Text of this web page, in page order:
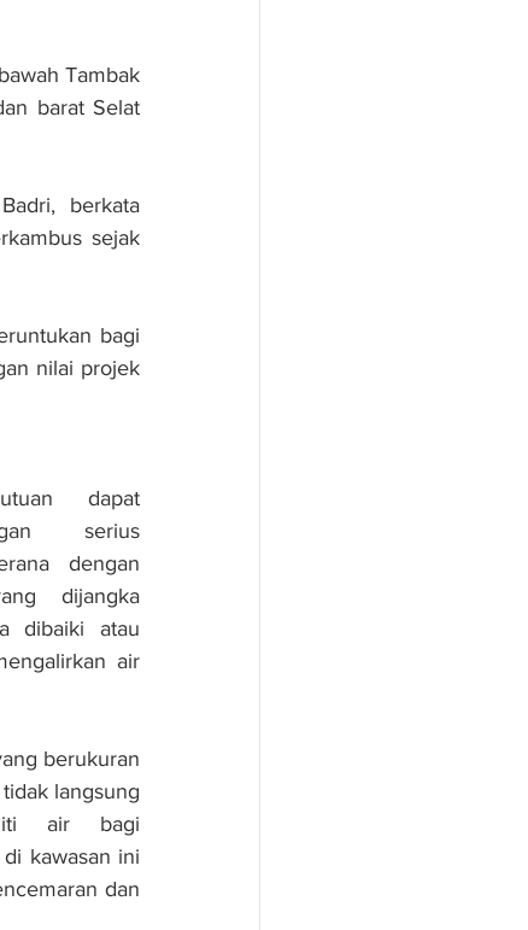
Tambak
barat Selat
berkata
sejak
bagi
nilai projek
dapat
serius
dengan
dijangka
dibaiki atau
air
berukuran
langsung
air bagi
kawasan ini
dan